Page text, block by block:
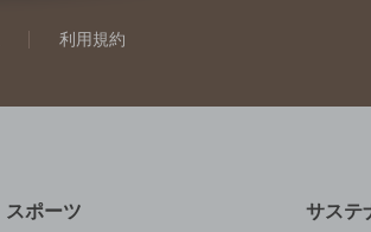
利用規約
スポーツ サステ